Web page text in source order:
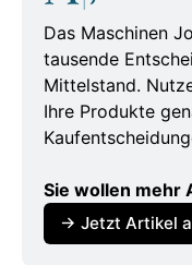
ki-streit/68566967
https://
edelmetalle.de/
meta-soll-
offnen-09-02-
https://
allzweck-ki-wie-
Das Maschinen
tausende
Mittelstand.
Ihre Produkte
Sie wollen mehr
→ Jetzt Artikel